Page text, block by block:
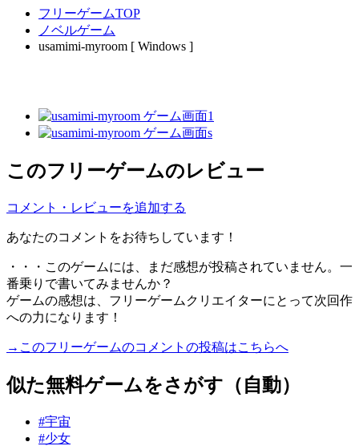
フリーゲームTOP
ノベルゲーム
usamimi-myroom [ Windows ]
このフリーゲームのレビュー
コメント・レビューを追加する
あなたのコメントをお待ちしています！
・・・このゲームには、まだ感想が投稿されていません。一
番乗りで書いてみませんか？
ゲームの感想は、フリーゲームクリエイターにとって次回作
への力になります！
→このフリーゲームのコメントの投稿はこちらへ
似た無料ゲームをさがす（自動）
#宇宙
#少女